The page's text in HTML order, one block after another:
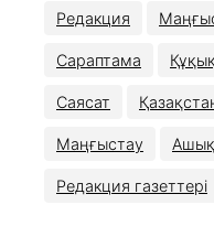
Редакция
Сараптама Құқық
Саясат
Маңғыстау
Редакция газеттері